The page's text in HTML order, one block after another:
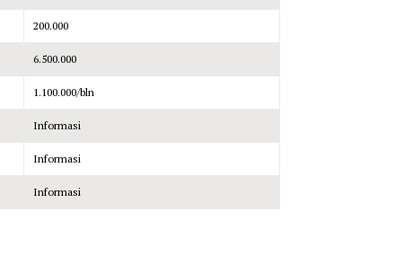
200.000
6.500.000
1.100.000/bln
Informasi
Informasi
Informasi